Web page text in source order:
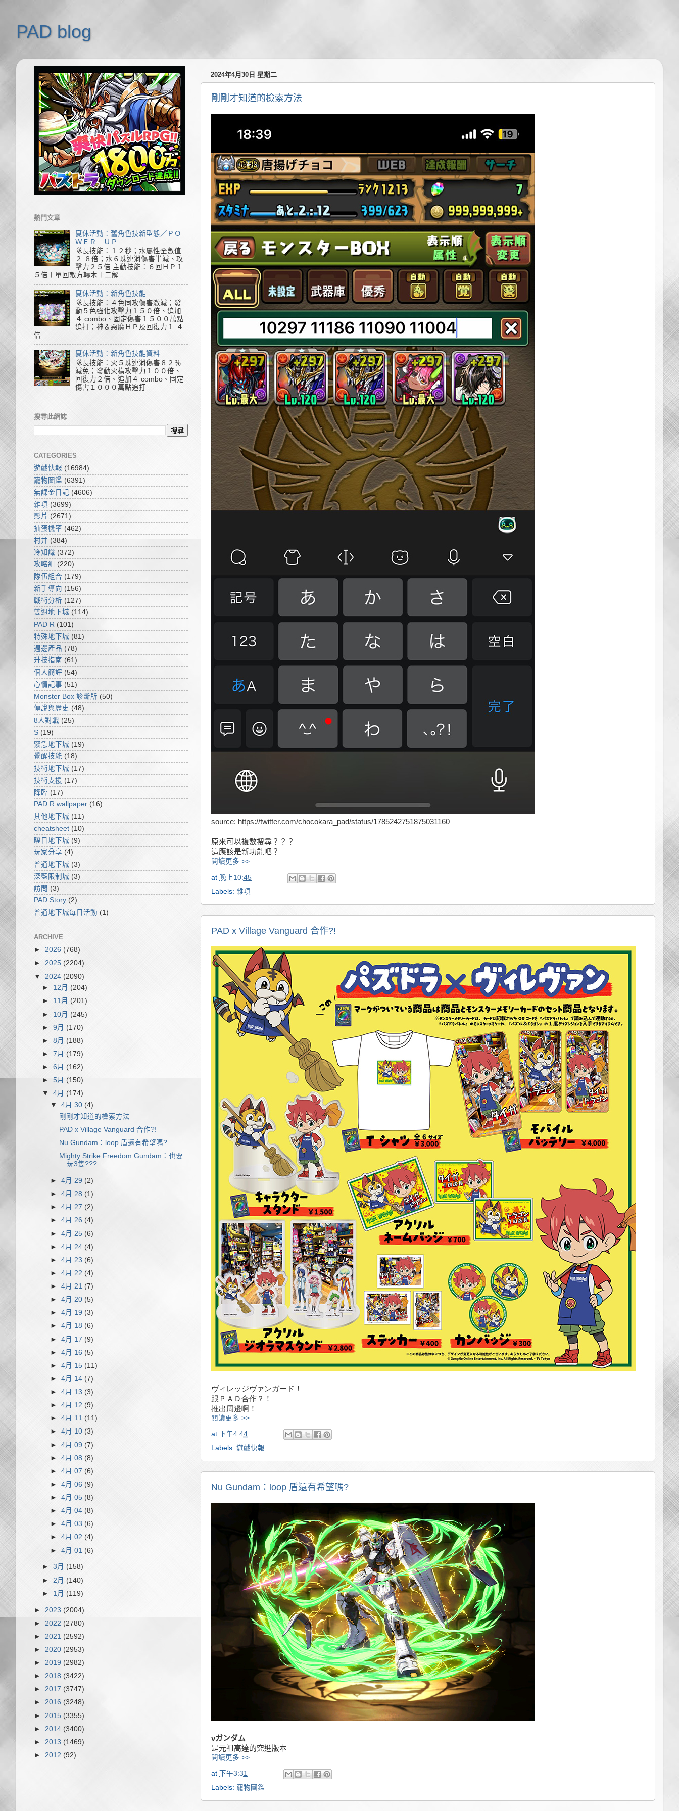
PAD blog
2024年4月30日 星期二
剛剛才知道的檢索方法
source: https://twitter.com/chocokara_pad/status/1785242751875031160
原來可以複數搜尋？？？
這應該是新功能吧？
閱讀更多 >>
at 晚上10:45
Labels: 雜項
PAD x Village Vanguard 合作?!
ヴィレッジヴァンガード！
跟ＰＡＤ合作？！
推出周邊啊！
閱讀更多 >>
at
下午4:44
Labels: 遊戲快報
Nu Gundam：loop 盾還有希望嗎?
νガンダム
是元祖高達的究進版本
閱讀更多 >>
at
下午3:31
Labels: 寵物圖鑑
熱門文章
夏休活動：舊角色技新型態／ＰＯ
ＷＥＲ ＵＰ
隊長技能：１２秒；水屬性全數值
２.８倍；水６珠連消傷害半減、攻
擊力２５倍 主動技能：６回ＨＰ１.
５倍＋單回敵方轉木＋二解
夏休活動：新角色技能
隊長技能：４色同攻傷害激減；發
動５色強化攻擊力１５０倍、追加
４ combo、固定傷害１５００萬點
追打；神＆惡魔ＨＰ及回復力１.４
倍
夏休活動：新角色技能資料
隊長技能：火５珠連消傷害８２％
減免；發動火橫攻擊力１００倍、
回復力２倍、追加４ combo、固定
傷害１０００萬點追打
搜尋此網誌
CATEGORIES
遊戲快報 (16984)
寵物圖鑑 (6391)
無課金日記 (4606)
雜項 (3699)
影片 (2671)
抽蛋機率 (462)
村井 (384)
冷知識 (372)
攻略組 (220)
隊伍組合 (179)
新手導向 (156)
戰術分析 (127)
雙週地下城 (114)
PAD R (101)
特殊地下城 (81)
週邊產品 (78)
升技指南 (61)
個人簡評 (54)
心情記事 (51)
Monster Box 診斷所 (50)
傳說與歷史 (48)
8人對戰 (25)
S (19)
緊急地下城 (19)
覺醒技能 (18)
技術地下城 (17)
技術支援 (17)
降臨 (17)
PAD R wallpaper (16)
其他地下城 (11)
cheatsheet (10)
曜日地下城 (9)
玩家分享 (4)
普通地下城 (3)
深藍限制城 (3)
訪問 (3)
PAD Story (2)
普通地下城每日活動 (1)
ARCHIVE
► 2026 (768)
► 2025 (2204)
▼ 2024 (2090)
► 12月(204)
► 11月 (201)
► 10月 (245)
►9月(170)
►8月(188)
►7月(179)
►6月(162)
►5月 (150)
▼4月 (174)
▼4月 30 (4)
剛剛才知道的檢索方法
PAD x Village Vanguard 合作?!
Nu Gundam：loop 盾還有希望嗎?
Mighty Strike Freedom Gundam：也要
玩3隻???
►4月 29 (2)
►4月 28 (1)
►4月 27 (2)
►4月 26 (4)
►4月 25 (6)
►4月 24(4)
►4月 23 (6)
►4月 22 (4)
►4月 21 (7)
►4月 20 (5)
►4月 19 (3)
►4月 18 (6)
►4月 17 (9)
►4月 16 (5)
►4月 15 (11)
►4月 14 (7)
►4月 13 (3)
►4月 12 (9)
►4月 11 (11)
►4月 10(3)
►4月 09 (7)
►4月 08 (8)
►4月 07 (6)
►4月 06 (9)
►4月 05(8)
►4月 04(8)
►4月 03 (6)
►4月 02(4)
►4月 01 (6)
►3月(158)
► 2月(140)
► 1月(119)
► 2023 (2004)
► 2022 (2780)
► 2021 (2592)
► 2020 (2953)
► 2019 (2982)
► 2018 (3422)
► 2017 (3747)
► 2016 (3248)
► 2015 (3355)
► 2014 (3400)
► 2013 (1469)
► 2012 (92)